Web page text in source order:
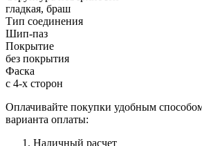
гладкая, браш
Тип соединения
Шип-паз
Покрытие
без покрытия
Фаска
с 4-х сторон
Оплачивайте покупки удобным
варианта оплаты:
Наличный расчет